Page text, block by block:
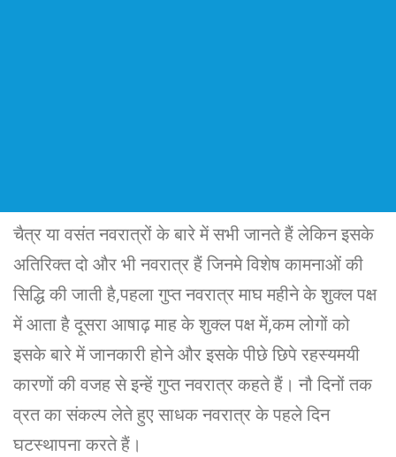
चैत्र या वसंत नवरात्रों के बारे में सभी जानते हैं लेकिन इसके
अतिरिक्त दो और भी नवरात्र हैं जिनमे विशेष कामनाओं की
सिद्धि की जाती है,पहला गुप्त नवरात्र माघ महीने के शुक्ल पक्ष
में आता है दूसरा आषाढ़ माह के शुक्ल पक्ष में,कम लोगों को
इसके बारे में जानकारी होने और इसके पीछे छिपे रहस्यमयी
कारणों की वजह से इन्हें गुप्त नवरात्र कहते हैं। नौ दिनों तक
व्रत का संकल्प लेते हुए साधक नवरात्र के पहले दिन
घटस्थापना करते हैं।